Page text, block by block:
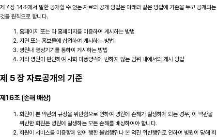
제 4장 14조에서 말한 공개할 수 있는 자료의 공개 방법은 아래와 같은 방법에 기준을 두고 공개되는
것을 원칙으로 합니다.
홈페이지 또는 타 홈페이지를 이용하여 게시하는 방법
지면 또는 홍보물에 삽입하여 게시하는 방법
병원내 영상기기를 통하여 게시하는 방법
기타 병원이 판단하여 사회 미풍양속에 반하지 않는 범위 내에서의 게시 방법
제 5 장 자료공개의 기준
제16조 (손해 배상)
회원이 본 약관의 규정을 위반함으로 인하여 병원에 손해가 발생하게 되는 경우, 이 약관을
위반한 회원은 병원에 발생하는 모든 손해를 배상하여야 합니다.
회원이 서비스를 이용함에 있어 행한 불법행위나 본 약관 위반행위로 인하여 병원이 당해 회